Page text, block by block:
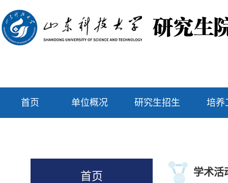
首页 单位概况 研究生招生 培养
首页 学术活